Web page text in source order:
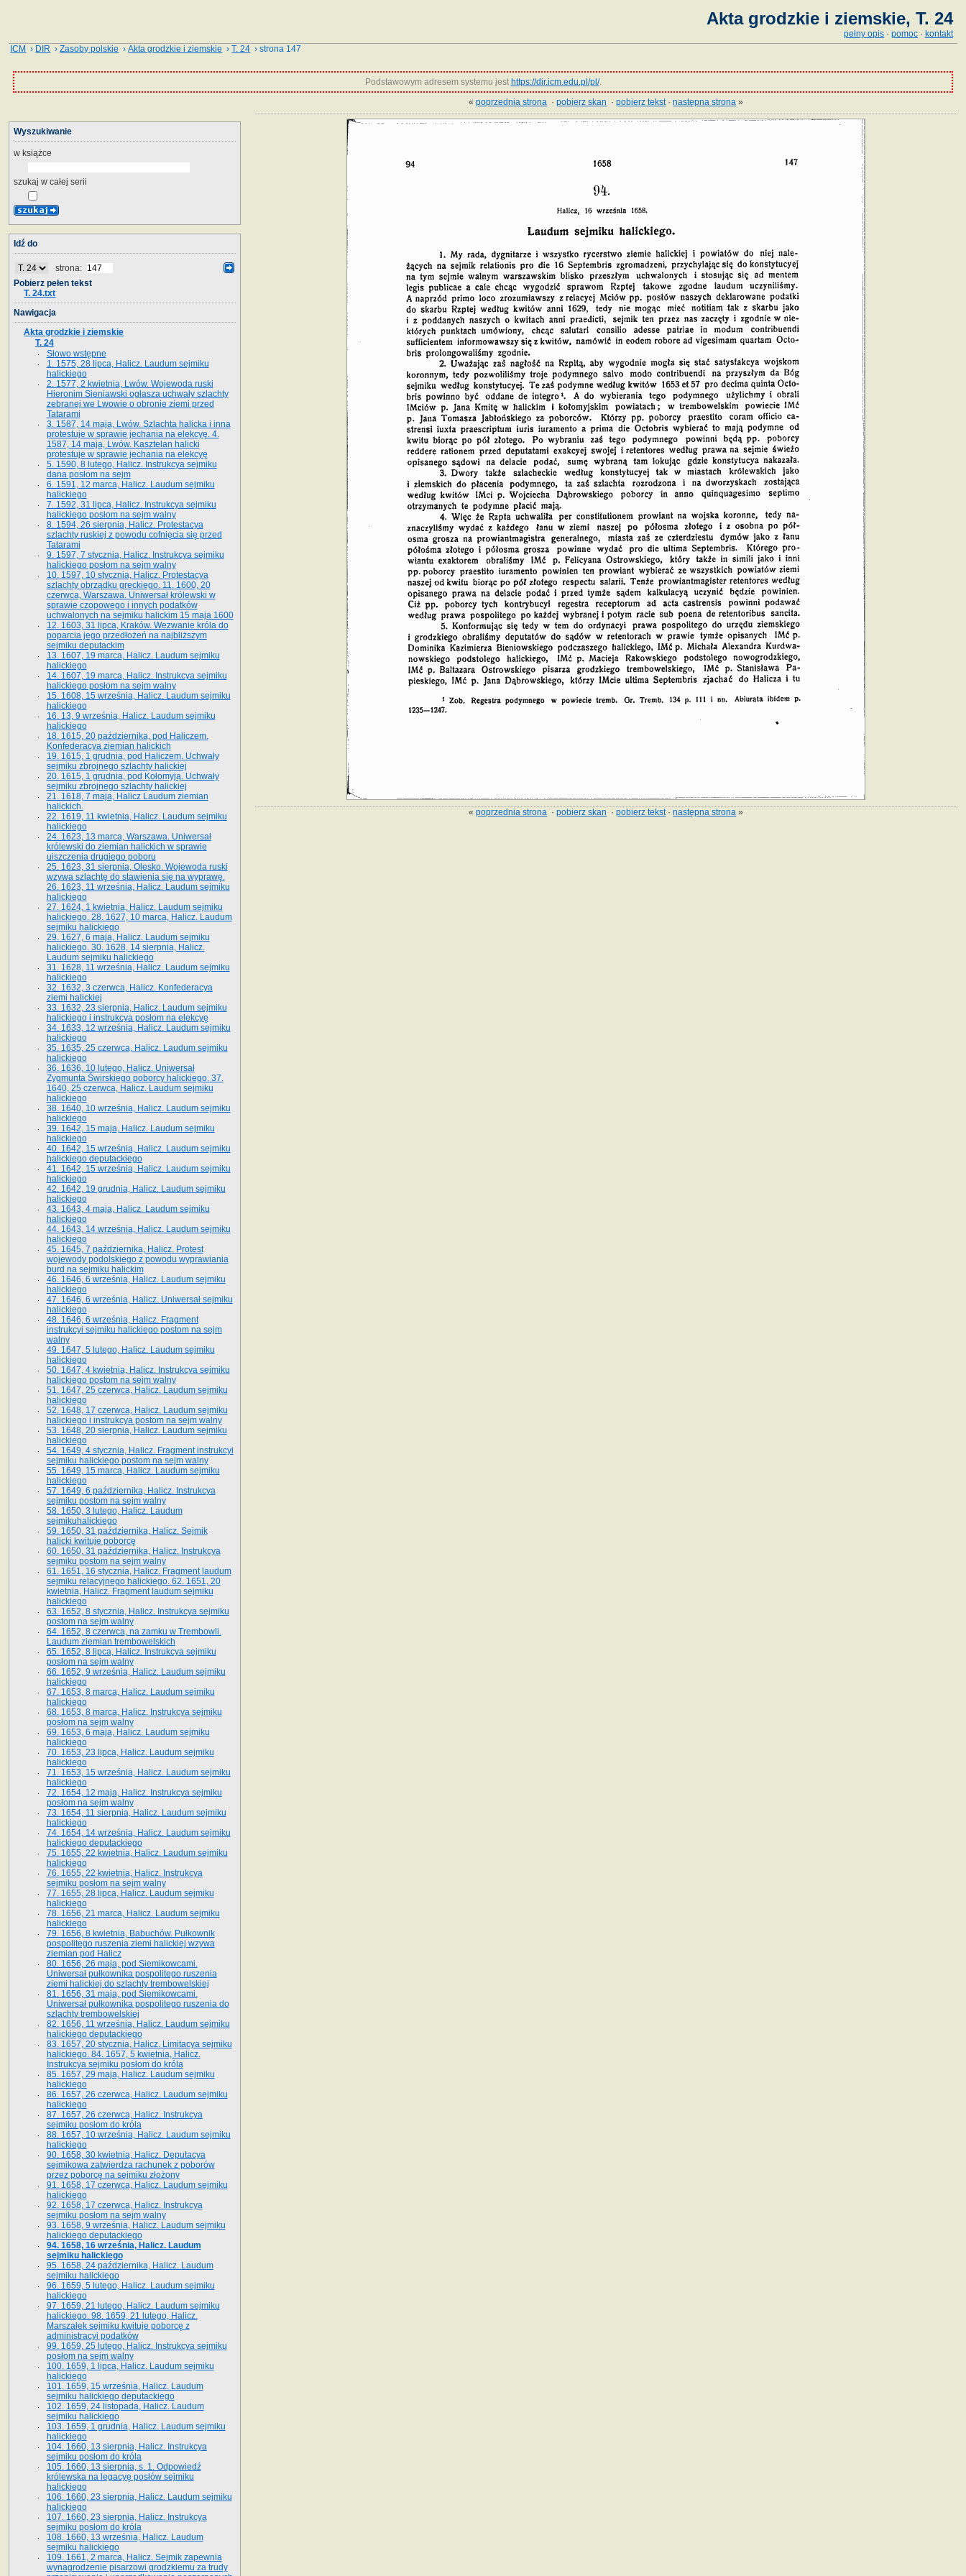
Akta grodzkie i ziemskie, T. 24
pełny opis · pomoc · kontakt
ICM › DIR ›Zasoby polskie ›Akta grodzkie i ziemskie ›T. 24 › strona 147
Podstawowym adresem systemu jest https://dir.icm.edu.pl/pl/.
«poprzednia strona ·pobierz skan ·pobierz tekst·następna strona »
«poprzednia strona ·pobierz skan ·pobierz tekst·następna strona »
Wyszukiwanie
w książce
szukaj w całej serii
Idź do
strona:
Pobierz pełen tekst
T. 24.txt
Nawigacja
Akta grodzkie i ziemskie
T. 24
Słowo wstępne
1. 1575, 28 lipca, Halicz. Laudum sejmiku
halickiego
2. 1577, 2 kwietnia, Lwów. Wojewoda ruski
Hieronim Sieniawski ogłasza uchwały szlachty
zebranej we Lwowie o obronie ziemi przed
Tatarami
3. 1587, 14 maja, Lwów. Szlachta halicka i inna
protestuje w sprawie jechania na elekcyę. 4.
1587, 14 maja, Lwów. Kasztelan halicki
protestuje w sprawie jechania na elekcyę
5. 1590, 8 lutego, Halicz. Instrukcya sejmiku
dana posłom na sejm
6. 1591, 12 marca, Halicz. Laudum sejmiku
halickiego
7. 1592, 31 lipca, Halicz. Instrukcya sejmiku
halickiego posłom na sejm walny
8. 1594, 26 sierpnia, Halicz. Protestacya
szlachty ruskiej z powodu cofnięcia się przed
Tatarami
9. 1597, 7 stycznia, Halicz. Instrukcya sejmiku
halickiego posłom na sejm walny
10. 1597, 10 stycznia, Halicz. Protestacya
szlachty obrządku greckiego. 11. 1600, 20
czerwca, Warszawa. Uniwersał królewski w
sprawie czopowego i innych podatków
uchwalonych na sejmiku halickim 15 maja 1600
12. 1603, 31 lipca, Kraków. Wezwanie króla do
poparcia jego przedłożeń na najbliższym
sejmiku deputackim
13. 1607, 19 marca, Halicz. Laudum sejmiku
halickiego
14. 1607, 19 marca, Halicz. Instrukcya sejmiku
halickiego posłom na sejm walny
15. 1608, 15 września, Halicz. Laudum sejmiku
halickiego
16. 13, 9 września, Halicz. Laudum sejmiku
halickiego
18. 1615, 20 października, pod Haliczem.
Konfederacya ziemian halickich
19. 1615, 1 grudnia, pod Haliczem. Uchwały
sejmiku zbrojnego szlachty halickiej
20. 1615, 1 grudnia, pod Kołomyją. Uchwały
sejmiku zbrojnego szlachty halickiej
21. 1618, 7 maja, Halicz Laudum ziemian
halickich.
22. 1619, 11 kwietnia, Halicz. Laudum sejmiku
halickiego
24. 1623, 13 marca, Warszawa. Uniwersał
królewski do ziemian halickich w sprawie
uiszczenia drugiego poboru
25. 1623, 31 sierpnia, Olesko. Wojewoda ruski
wzywa szlachtę do stawienia się na wyprawę.
26. 1623, 11 września, Halicz. Laudum sejmiku
halickiego
27. 1624, 1 kwietnia, Halicz. Laudum sejmiku
halickiego. 28. 1627, 10 marca, Halicz. Laudum
sejmiku halickiego
29. 1627, 6 maja, Halicz. Laudum sejmiku
halickiego. 30. 1628, 14 sierpnia, Halicz.
Laudum sejmiku halickiego
31. 1628, 11 września, Halicz. Laudum sejmiku
halickiego
32. 1632, 3 czerwca, Halicz. Konfederacya
ziemi halickiej
33. 1632, 23 sierpnia, Halicz. Laudum sejmiku
halickiego i instrukcya posłom na elekcyę
34. 1633, 12 września, Halicz. Laudum sejmiku
halickiego
35. 1635, 25 czerwca, Halicz. Laudum sejmiku
halickiego
36. 1636, 10 lutego, Halicz. Uniwersał
Zygmunta Świrskiego poborcy halickiego. 37.
1640, 25 czerwca, Halicz. Laudum sejmiku
halickiego
38. 1640, 10 września, Halicz. Laudum sejmiku
halickiego
39. 1642, 15 maja, Halicz. Laudum sejmiku
halickiego
40. 1642, 15 września, Halicz. Laudum sejmiku
halickiego deputackiego
41. 1642, 15 września, Halicz. Laudum sejmiku
halickiego
42. 1642, 19 grudnia, Halicz. Laudum sejmiku
halickiego
43. 1643, 4 maja, Halicz. Laudum sejmiku
halickiego
44. 1643, 14 września, Halicz. Laudum sejmiku
halickiego
45. 1645, 7 października, Halicz. Protest
wojewody podolskiego z powodu wyprawiania
burd na sejmiku halickim
46. 1646, 6 września, Halicz. Laudum sejmiku
halickiego
47. 1646, 6 września, Halicz. Uniwersał sejmiku
halickiego
48. 1646, 6 września, Halicz. Fragment
instrukcyi sejmiku halickiego postom na sejm
walny
49. 1647, 5 lutego, Halicz. Laudum sejmiku
halickiego
50. 1647, 4 kwietnia, Halicz. Instrukcya sejmiku
halickiego postom na sejm walny
51. 1647, 25 czerwca, Halicz. Laudum sejmiku
halickiego
52. 1648, 17 czerwca, Halicz. Laudum sejmiku
halickiego i instrukcya postom na sejm walny
53. 1648, 20 sierpnia, Halicz. Laudum sejmiku
halickiego
54. 1649, 4 stycznia, Halicz. Fragment instrukcyi
sejmiku halickiego postom na sejm walny
55. 1649, 15 marca, Halicz. Laudum sejmiku
halickiego
57. 1649, 6 października, Halicz. Instrukcya
sejmiku postom na sejm walny
58. 1650, 3 lutego, Halicz. Laudum
sejmikuhalickiego
59. 1650, 31 października, Halicz. Sejmik
halicki kwituje poborcę
60. 1650, 31 października, Halicz. Instrukcya
sejmiku postom na sejm walny
61. 1651, 16 stycznia, Halicz. Fragment laudum
sejmiku relacyjnego halickiego. 62. 1651, 20
kwietnia, Halicz. Fragment laudum sejmiku
halickiego
63. 1652, 8 stycznia, Halicz. Instrukcya sejmiku
postom na sejm walny
64. 1652, 8 czerwca, na zamku w Trembowli.
Laudum ziemian trembowelskich
65. 1652, 8 lipca, Halicz. Instrukcya sejmiku
posłom na sejm walny
66. 1652, 9 września, Halicz. Laudum sejmiku
halickiego
67. 1653, 8 marca, Halicz. Laudum sejmiku
halickiego
68. 1653, 8 marca, Halicz. Instrukcya sejmiku
posłom na sejm walny
69. 1653, 6 maja, Halicz. Laudum sejmiku
halickiego
70. 1653, 23 lipca, Halicz. Laudum sejmiku
halickiego
71. 1653, 15 września, Halicz. Laudum sejmiku
halickiego
72. 1654, 12 maja, Halicz. Instrukcya sejmiku
posłom na sejm walny
73. 1654, 11 sierpnia, Halicz. Laudum sejmiku
halickiego
74. 1654, 14 września, Halicz. Laudum sejmiku
halickiego deputackiego
75. 1655, 22 kwietnia, Halicz. Laudum sejmiku
halickiego
76. 1655, 22 kwietnia, Halicz. Instrukcya
sejmiku posłom na sejm walny
77. 1655, 28 lipca, Halicz. Laudum sejmiku
halickiego
78. 1656, 21 marca, Halicz. Laudum sejmiku
halickiego
79. 1656, 8 kwietnia, Babuchów. Pułkownik
pospolitego ruszenia ziemi halickiej wzywa
ziemian pod Halicz
80. 1656, 26 maja, pod Siemikowcami.
Uniwersał pułkownika pospolitego ruszenia
ziemi halickiej do szlachty trembowelskiej
81. 1656, 31 maja, pod Siemikowcami.
Uniwersał pułkownika pospolitego ruszenia do
szlachty trembowelskiej
82. 1656, 11 września, Halicz. Laudum sejmiku
halickiego deputackiego
83. 1657, 20 stycznia, Halicz. Limitacya sejmiku
halickiego. 84. 1657, 5 kwietnia, Halicz.
Instrukcya sejmiku posłom do króla
85. 1657, 29 maja, Halicz. Laudum sejmiku
halickiego
86. 1657, 26 czerwca, Halicz. Laudum sejmiku
halickiego
87. 1657, 26 czerwca, Halicz. Instrukcya
sejmiku posłom do króla
88. 1657, 10 września, Halicz. Laudum sejmiku
halickiego
90. 1658, 30 kwietnia, Halicz. Deputacya
sejmikowa zatwierdza rachunek z poborów
przez poborcę na sejmiku złożony
91. 1658, 17 czerwca, Halicz. Laudum sejmiku
halickiego
92. 1658, 17 czerwca, Halicz. Instrukcya
sejmiku posłom na sejm walny
93. 1658, 9 września, Halicz. Laudum sejmiku
halickiego deputackiego
94. 1658, 16 września, Halicz. Laudum
sejmiku halickiego
95. 1658, 24 października, Halicz. Laudum
sejmiku halickiego
96. 1659, 5 lutego, Halicz. Laudum sejmiku
halickiego
97. 1659, 21 lutego, Halicz. Laudum sejmiku
halickiego. 98. 1659, 21 lutego, Halicz.
Marszałek sejmiku kwituje poborcę z
administracyi podatków
99. 1659, 25 lutego, Halicz. Instrukcya sejmiku
posłom na sejm walny
100. 1659, 1 lipca, Halicz. Laudum sejmiku
halickiego
101. 1659, 15 września, Halicz. Laudum
sejmiku halickiego deputackiego
102. 1659, 24 listopada, Halicz. Laudum
sejmiku halickiego
103. 1659, 1 grudnia, Halicz. Laudum sejmiku
halickiego
104. 1660, 13 sierpnia, Halicz. Instrukcya
sejmiku posłom do króla
105. 1660, 13 sierpnia, s. 1. Odpowiedź
królewska na legacyę posłów sejmiku
halickiego
106. 1660, 23 sierpnia, Halicz. Laudum sejmiku
halickiego
107. 1660, 23 sierpnia, Halicz. Instrukcya
sejmiku posłom do króla
108. 1660, 13 września, Halicz. Laudum
sejmiku halickiego
109. 1661, 2 marca, Halicz. Sejmik zapewnia
wynagrodzenie pisarzowi grodzkiemu za trudy